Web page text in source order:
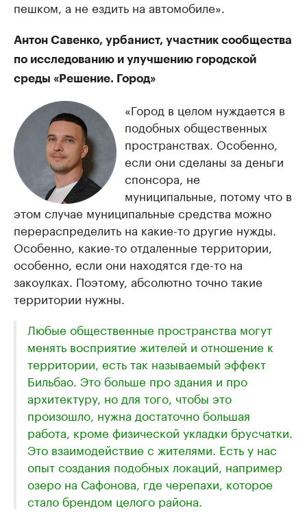
пешком, а не ездить на автомобиле».
Антон Савенко, урбанист, участник сообщества
по исследованию и улучшению городской
среды «Решение. Город»
«Город в целом нуждается в
подобных общественных
пространствах. Особенно,
если они сделаны за деньги
спонсора, не
муниципальные, потому что в
этом случае муниципальные средства можно
перераспределить на какие-то другие нужды.
Особенно, какие-то отдаленные территории,
особенно, если они находятся где-то на
закоулках. Поэтому, абсолютно точно такие
территории нужны.
Любые общественные пространства могут
менять восприятие жителей и отношение к
территории, есть так называемый эффект
Бильбао. Это больше про здания и про
архитектуру, но для того, чтобы это
произошло, нужна достаточно большая
работа, кроме физической укладки брусчатки.
Это взаимодействие с жителями. Есть у нас
опыт создания подобных локаций, например
озеро на Сафонова, где черепахи, которое
стало брендом целого района.